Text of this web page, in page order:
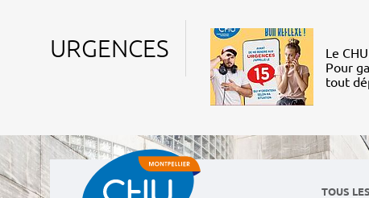
URGENCES
Le
Pour
tout
TOUS